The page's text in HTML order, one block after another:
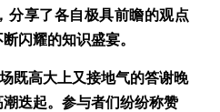
分享了各自极具前瞻的观点
闪耀的知识盛宴。
既高大上又接地气的答谢晚
迭起。参与者们纷纷称赞